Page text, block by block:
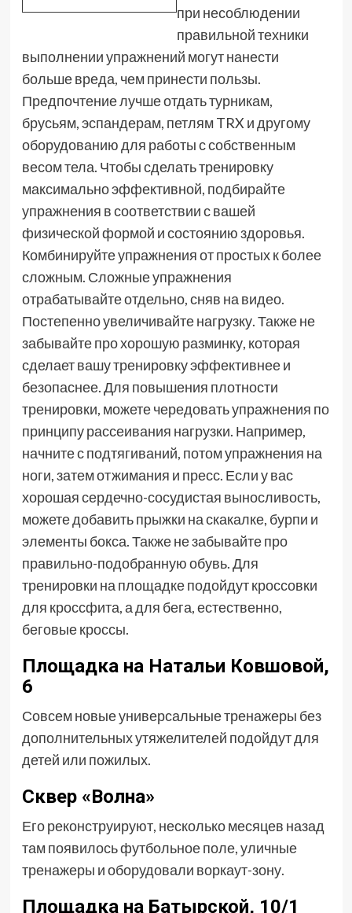
при несоблюдении
правильной техники
выполнении упражнений могут нанести
больше вреда, чем принести пользы.
Предпочтение лучше отдать турникам,
брусьям, эспандерам, петлям TRX и другому
оборудованию для работы с собственным
весом тела. Чтобы сделать тренировку
максимально эффективной, подбирайте
упражнения в соответствии с вашей
физической формой и состоянию здоровья.
Комбинируйте упражнения от простых к более
сложным. Сложные упражнения
отрабатывайте отдельно, сняв на видео.
Постепенно увеличивайте нагрузку. Также не
забывайте про хорошую разминку, которая
сделает вашу тренировку эффективнее и
безопаснее. Для повышения плотности
тренировки, можете чередовать упражнения по
принципу рассеивания нагрузки. Например,
начните с подтягиваний, потом упражнения на
ноги, затем отжимания и пресс. Если у вас
хорошая сердечно-сосудистая выносливость,
можете добавить прыжки на скакалке, бурпи и
элементы бокса. Также не забывайте про
правильно-подобранную обувь. Для
тренировки на площадке подойдут кроссовки
для кроссфита, а для бега, естественно,
беговые кроссы.
Площадка на Натальи Ковшовой,
6
Совсем новые универсальные тренажеры без
дополнительных утяжелителей подойдут для
детей или пожилых.
Сквер «Волна»
Его реконструируют, несколько месяцев назад
там появилось футбольное поле, уличные
тренажеры и оборудовали воркаут-зону.
Площадка на Батырской, 10/1